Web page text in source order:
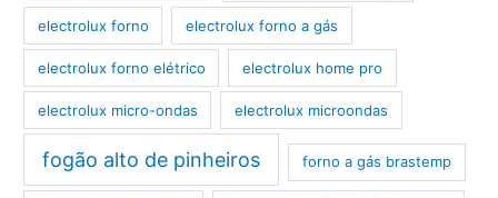
electrolux forno electrolux forno a gás
electrolux forno elétrico electrolux home pro
electrolux micro-ondas electrolux microondas
fogão alto de pinheiros forno a gás brastemp